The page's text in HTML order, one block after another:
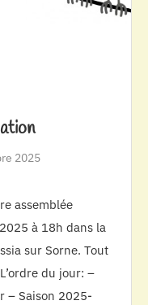
2025
assemblée
à 18h dans la
sur Sorne. Tout
du jour: –
– Saison 2025-